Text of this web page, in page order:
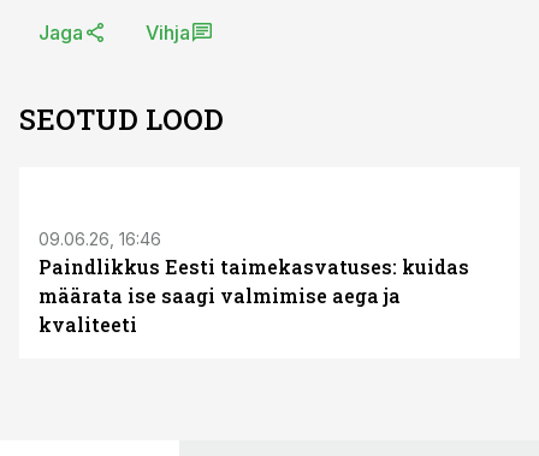
Jaga Vihja
SEOTUD LOOD
09.06.26, 16:46
Paindlikkus Eesti taimekasvatuses: kuidas
määrata ise saagi valmimise aega ja
kvaliteeti